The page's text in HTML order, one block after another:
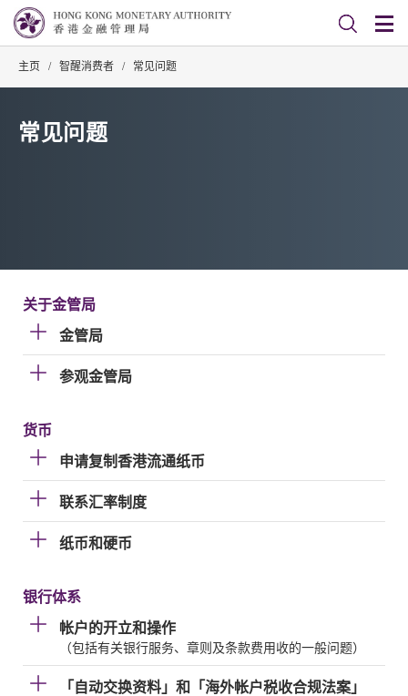
主页 / 智醒消费者 / 常见问题
常见问题
关于金管局
金管局
参观金管局
货币
申请复制香港流通纸币
联系汇率制度
纸币和硬币
银行体系
帐户的开立和操作
（包括有关银行服务、章则及条款费用收的一般问题）
「自动交换资料」和「海外帐户税收合规法案」